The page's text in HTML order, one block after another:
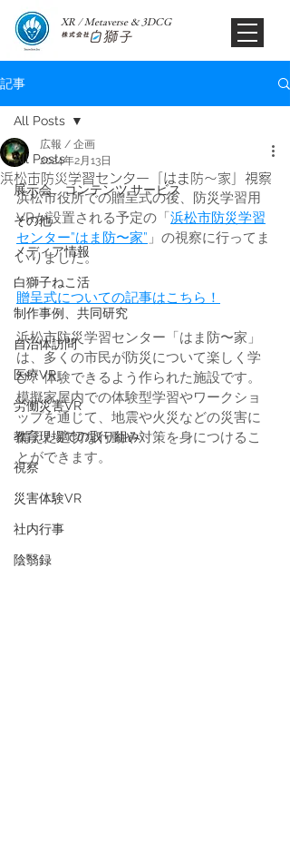
XR / Metaverse & 3DCG​
記事
All Posts
展示会、コンテンツ,サービス
その他
メディア情報
白獅子ねこ活
制作事例、共同研究
自治体訪問
医療VR
労働災害VR
教育現場での取り組み
視察
災害体験VR
社内行事
陰翳録
All Posts
浜松市防災学習センター「はま防〜家」視察
広報 / 企画
2024年2月13日
浜松市役所での贈呈式の後、防災学習用
VRが設置される予定の「浜松市防災学習
センター”はま防〜家” 」の視察に行ってま
いりました。
贈呈式についての記事はこちら！
浜松市防災学習センター「はま防〜家」
は、多くの市民が防災について楽しく学
び、体験できるよう作られた施設です。
模擬家屋内での体験型学習やワークショ
ップを通じて、地震や火災などの災害に
備えた適切な行動や対策を身につけるこ
とができます。